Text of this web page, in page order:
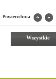
Powierzchnia
Wszystkie